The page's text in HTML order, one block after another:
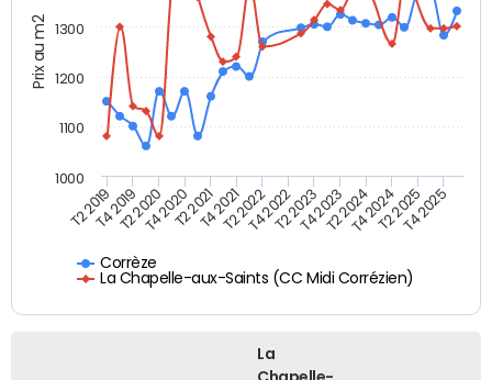
Prix au m2
Corrèze
La Chapelle-aux-Saints (CC Midi Corrézien)
T2 2019T4 2019T2 2020T4 2020T2 2021T4 2021T2 2022T4 2022T2 2023T4 2023T2 2024T4 2024T2 2025T4 2025
1000
1100
1200
1300
La
Chapelle-